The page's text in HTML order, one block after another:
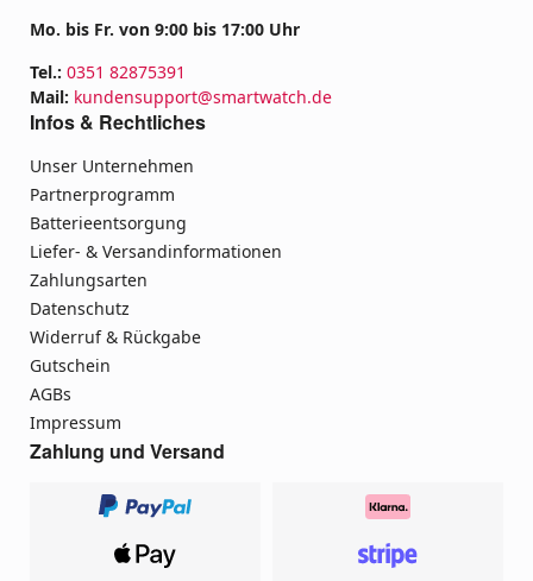
Mo. bis Fr. von 9:00 bis 17:00 Uhr
Tel.: 0351 82875391
Mail: kundensupport@smartwatch.de
Infos & Rechtliches
Unser Unternehmen
Partnerprogramm
Batterieentsorgung
Liefer- & Versandinformationen
Zahlungsarten
Datenschutz
Widerruf & Rückgabe
Gutschein
AGBs
Impressum
Zahlung und Versand